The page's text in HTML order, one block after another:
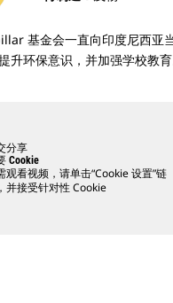
基金会一直向印度尼西亚
升环保意识，并加强学校教育
分享
Cookie
观看视频，请单击“Cookie 设置”链
并接受针对性 Cookie